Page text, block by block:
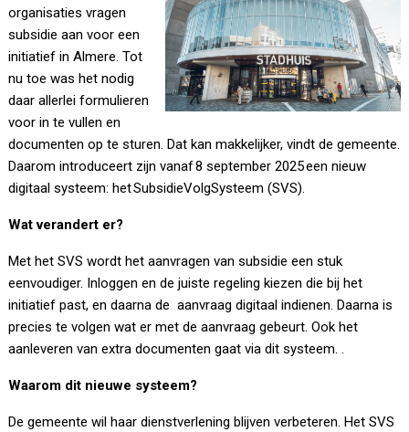
organisaties vragen
subsidie aan voor een
initiatief in Almere. Tot
nu toe was het nodig
daar allerlei formulieren
voor in te vullen en
documenten op te sturen. Dat kan makkelijker, vindt de gemeente.
Daarom introduceert zijn vanaf 8 september 2025 een nieuw
digitaal systeem: het SubsidieVolgSysteem (SVS).
Wat verandert er?
Met het SVS wordt het aanvragen van subsidie een stuk
eenvoudiger. Inloggen en de juiste regeling kiezen die bij het
initiatief past, en daarna de aanvraag digitaal indienen. Daarna is
precies te volgen wat er met de aanvraag gebeurt. Ook het
aanleveren van extra documenten gaat via dit systeem. .
Waarom dit nieuwe systeem?
De gemeente wil haar dienstverlening blijven verbeteren. Het SVS